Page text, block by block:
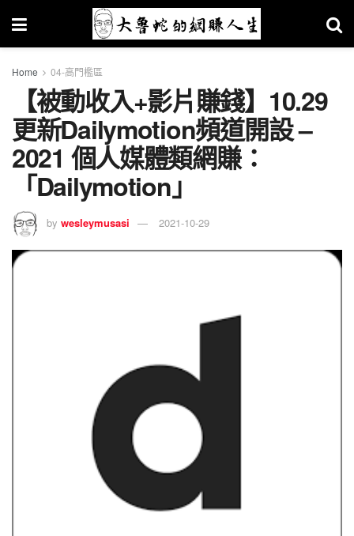
Home 04-高門檻區
【被動收入+影片賺錢】10.29
更新Dailymotion頻道開設 –
2021 個人媒體類網賺：
「Dailymotion」
by wesleymusasi 2021-10-29